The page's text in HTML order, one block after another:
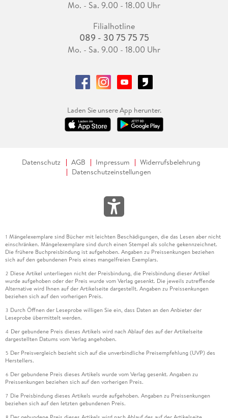
Mo. - Sa. 9.00 - 18.00 Uhr
Filialhotline
089 - 30 75 75 75
Mo. - Sa. 9.00 - 18.00 Uhr
Laden Sie unsere App herunter.
Datenschutz AGB Impressum
Widerrufsbelehrung
Datenschutzeinstellungen
1 Mängelexemplare sind Bücher mit leichten Beschädigungen, die das Lesen aber nicht
einschränken. Mängelexemplare sind durch einen Stempel als solche gekennzeichnet.
Die frühere Buchpreisbindung ist aufgehoben. Angaben zu Preissenkungen beziehen
sich auf den gebundenen Preis eines mangelfreien Exemplars.
2 Diese Artikel unterliegen nicht der Preisbindung, die Preisbindung dieser Artikel
wurde aufgehoben oder der Preis wurde vom Verlag gesenkt. Die jeweils zutreffende
Alternative wird Ihnen auf der Artikelseite dargestellt. Angaben zu Preissenkungen
beziehen sich auf den vorherigen Preis.
3 Durch Öffnen der Leseprobe willigen Sie ein, dass Daten an den Anbieter der
Leseprobe übermittelt werden.
4 Der gebundene Preis dieses Artikels wird nach Ablauf des auf der Artikelseite
dargestellten Datums vom Verlag angehoben.
5 Der Preisvergleich bezieht sich auf die unverbindliche Preisempfehlung (UVP) des
Herstellers.
6 Der gebundene Preis dieses Artikels wurde vom Verlag gesenkt. Angaben zu
Preissenkungen beziehen sich auf den vorherigen Preis.
7 Die Preisbindung dieses Artikels wurde aufgehoben. Angaben zu Preissenkungen
beziehen sich auf den letzten gebundenen Preis.